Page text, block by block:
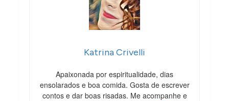
Katrina Crivelli
Apaixonada por espiritualidade, dias
ensolarados e boa comida. Gosta de escrever
contos e dar boas risadas. Me acompanhe e